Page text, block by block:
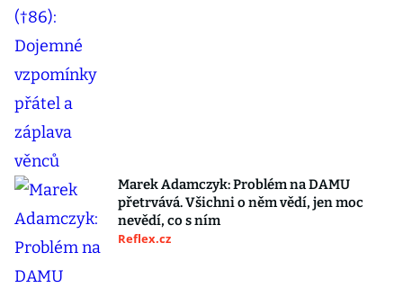
Marek Adamczyk: Problém na DAMU
přetrvává. Všichni o něm vědí, jen moc
nevědí, co s ním
Reflex.cz